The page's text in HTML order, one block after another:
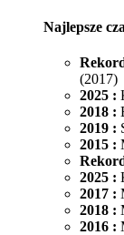
Najlepsze
(2017)
2025 :
2018 :
2019 :
2015 :
2025 :
2017 :
2018 :
2016 :